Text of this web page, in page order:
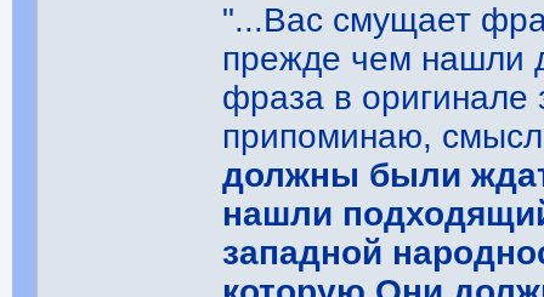
"...Вас смущает
прежде чем нашли
фраза в оригинале
припоминаю,
должны были
нашли
западной